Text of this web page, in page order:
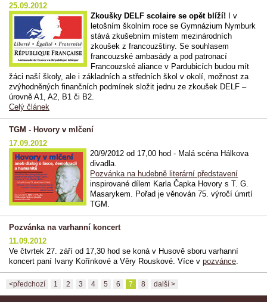
25.09.2012
Zkoušky DELF scolaire se opět blíží!
I v
letošním školním roce se Gymnázium Nymburk
stává zkušebním místem mezinárodních
zkoušek z francouzštiny. Se souhlasem
francouzské ambasády a pod patronací
Francouzské aliance v Pardubicích budou mít
žáci naší školy, ale i základních a středních škol v okolí, možnost za
zvýhodněných finančních podmínek složit jednu ze zkoušek DELF –
úrovně A1, A2, B1 či B2.
Celý článek
TGM - Hovory v mlčení
17.09.2012
20/9/2012 od 17,00 hod - Malá scéna Hálkova
divadla.
Pozvánka na hudebně literární představení
inspirované dílem Karla Čapka Hovory s T. G.
Masarykem. Pořad je věnován 75. výročí úmrtí
TGM.
Pozvánka na varhanní koncert
11.09.2012
Ve čtvrtek 27. září od 17,30 hod se koná v Husově sboru varhanní
koncert paní Ivany Kořínkové a Věry Rouskové. Více v pozvánce.
<předchozí 1 2 3 4 5 6 7 8 další >